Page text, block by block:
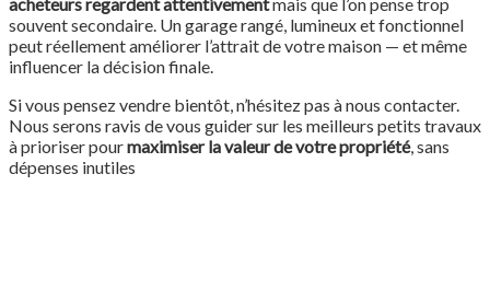
acheteurs regardent attentivementmais que l’on pense trop
souvent secondaire. Un garage rangé, lumineux et fonctionnel
peut réellement améliorer l’attrait de votre maison — et même
influencer la décision finale.
Si vous pensez vendre bientôt, n’hésitez pas à nous contacter.
Nous serons ravis de vous guider sur les meilleurs petits travaux
à prioriser pourmaximiser la valeur de votre propriété, sans
dépenses inutiles